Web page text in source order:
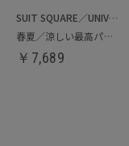
SUIT SQUARE／UNIVERSAL LANGUAGE
春夏／涼しい最高パンツ
￥ 7,689